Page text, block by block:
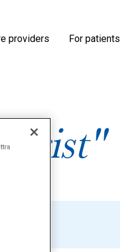
providers For patients